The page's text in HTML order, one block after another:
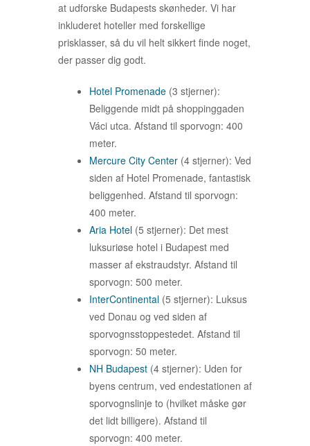
at udforske Budapests skønheder. Vi har
inkluderet hoteller med forskellige
prisklasser, så du vil helt sikkert finde noget,
der passer dig godt.
Hotel Promenade (3 stjerner):
Beliggende midt på shoppinggaden
Váci utca. Afstand til sporvogn: 400
meter.
Mercure City Center (4 stjerner): Ved
siden af Hotel Promenade, fantastisk
beliggenhed. Afstand til sporvogn:
400 meter.
Aria Hotel (5 stjerner): Det mest
luksuriøse hotel i Budapest med
masser af ekstraudstyr. Afstand til
sporvogn: 500 meter.
InterContinental (5 stjerner): Luksus
ved Donau og ved siden af
sporvognsstoppestedet. Afstand til
sporvogn: 50 meter.
NH Budapest (4 stjerner): Uden for
byens centrum, ved endestationen af
sporvognslinje to (hvilket måske gør
det lidt billigere). Afstand til
sporvogn: 400 meter.